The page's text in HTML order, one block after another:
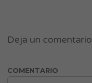
Deja un comentario
COMENTARIO